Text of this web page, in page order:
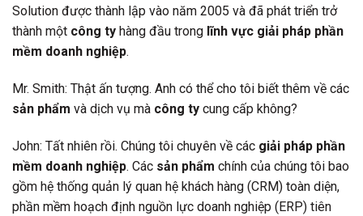
Solution được thành lập vào năm 2005 và đã phát triển trở
thành một công ty hàng đầu trong lĩnh vực giải pháp phần
mềm doanh nghiệp.
Mr. Smith: Thật ấn tượng. Anh có thể cho tôi biết thêm về các
sản phẩm và dịch vụ mà công ty cung cấp không?
John: Tất nhiên rồi. Chúng tôi chuyên về các giải pháp phần
mềm doanh nghiệp. Các sản phẩm chính của chúng tôi bao
gồm hệ thống quản lý quan hệ khách hàng (CRM) toàn diện,
phần mềm hoạch định nguồn lực doanh nghiệp (ERP) tiên